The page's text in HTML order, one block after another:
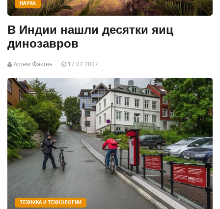
НАУКА
В Индии нашли десятки яиц
динозавров
Артем Фактин 17.02.2007
ТЕХНИКА И ТЕХНОЛОГИИ